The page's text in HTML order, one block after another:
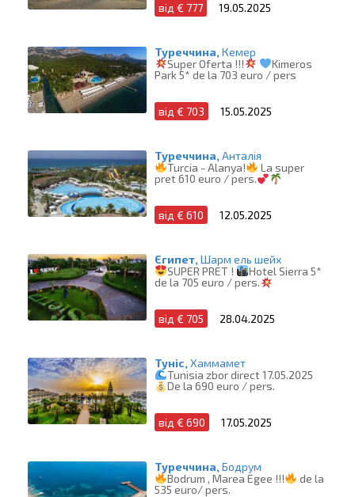
від € 777
19.05.2025
Туреччина, Кемер
Super Oferta !!!
Kimeros
Park 5* de la 703 euro / pers
від € 703 15.05.2025
Туреччина, Анталія
Turcia - Alanya!
La super
pret 610 euro / pers.
від € 610 12.05.2025
Єгипет, Шарм ель шейх
SUPER PRET !
Hotel Sierra 5*
de la 705 euro / pers.
від € 705 28.04.2025
Туніс, Хаммамет
Tunisia zbor direct 17.05.2025
De la 690 euro / pers.
від € 690 17.05.2025
Туреччина, Бодрум
Bodrum , Marea Egee !!!
de la
535 euro/ pers.